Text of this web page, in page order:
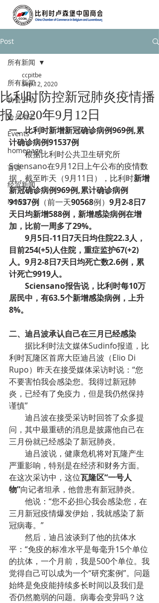
Post
所有新闻
协会活动
会员动态
Events
homepage
首页
经贸新闻
News
所有新闻
比利时防控新冠肺炎疫情播
报 2020年9月12日
ccpitbe
Sep 12, 2020
一、比利时新增新冠确诊病例969例,累
计确诊病例91537例
根据比利时公共卫生研究所
Sciensano在9月12日上午公布的疫情数
据，截至昨天（9月11日），比利时新增
新冠确诊病例969例,累计确诊病例
91537例 （前一天90568例） 9月2-8日7
天日均新增588例，新增感染病例在增
加，比前一周多了29%。
9月5日-11日7天日均住院22.3人，
目前254(+5)人住院，重症监护67(+2)
人。9月2-8日7天日均死亡数2.6例，累
计死亡9919人。
Sciensano报告说，比利时每10万
居民中，有63.5个新增感染病例，上升
8%。
二、迪吕波承认自己在三月已经感染
据比利时法文媒体Sudinfo报道，比
利时瓦隆区首席大臣迪吕波（Elio Di
Rupo）昨天在接受媒体采访时说：“您
不要害怕我会感染您。我得过新冠肺
炎，已经有了免疫力，但是我仍然保持
谨慎”
迪吕波在接受采访时回答了众多提
问，其中最重磅的消息是披露他自己在
三月份就已经感染了新冠肺炎。
迪吕波说，健康危机将对瓦隆产生
严重影响，特别是在经济和财务方面。
在这次采访中，这位瓦隆区“一号人
物”向记者坦承，他曾患有新冠肺炎。
他说：“您不必担心我会感染您，在
三月新冠疫情爆发伊始，我就感染了新
冠病毒。”
然后，迪吕波谈到了他的抗体水
平：“免疫的标准水平是每毫升15个单位
的抗体，一个月前，我是500个单位。我
觉得自己可以成为一个“研究案例”。问题
始终是免疫能持续多长时间以及我们是
否仍然脆弱的问题。病毒会变异吗？这